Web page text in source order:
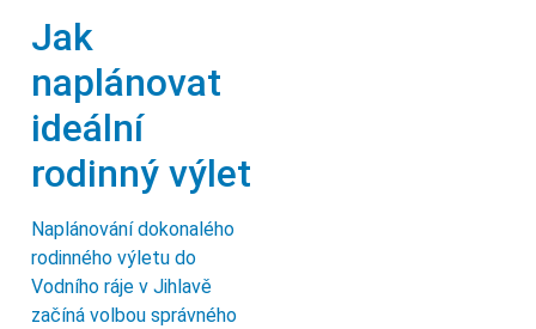
Jak
naplánovat
ideální
rodinný výlet
Naplánování dokonalého
rodinného výletu do
Vodního ráje v Jihlavě
začíná volbou správného